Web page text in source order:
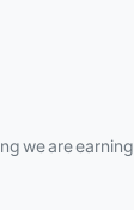
we are